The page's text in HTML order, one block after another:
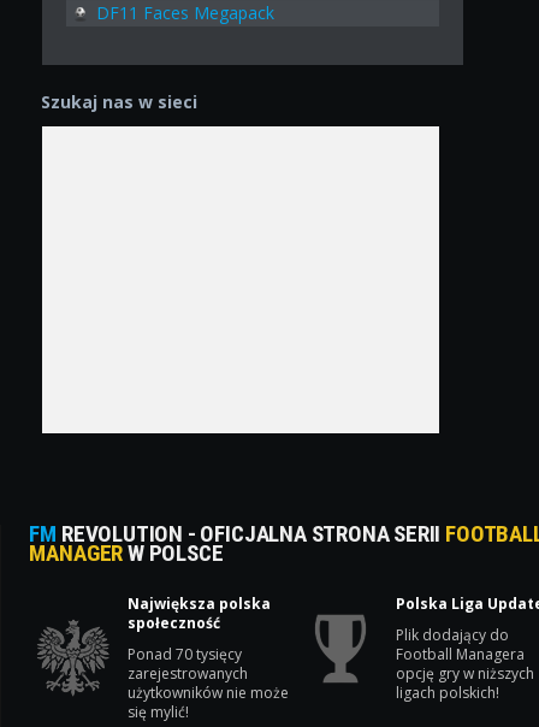
DF11 Faces Megapack
Szukaj nas w sieci
FM REVOLUTION - OFICJALNA STRONA SERII
MANAGERW POLSCE
Największa polska
społeczność
Ponad 70 tysięcy
zarejestrowanych
użytkowników nie może
się mylić!
Polska Liga
Plik dodający do
Football Managera
opcję gry w niższych
ligach polskich!